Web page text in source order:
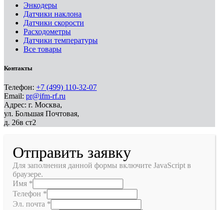
Энкодеры
Датчики наклона
Датчики скорости
Расходометры
Датчики температуры
Все товары
Контакты
Телефон: +7 (499) 110-32-07
Email: pr@ifm-rf.ru
Адрес: г. Москва,
ул. Большая Почтовая,
д. 26в ст2
Отправить заявку
Для заполнения данной формы включите JavaScript в
браузере.
Имя *
Телефон *
Эл. почта *